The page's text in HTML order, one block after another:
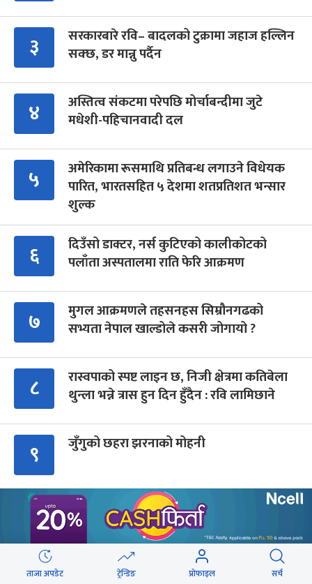
३
सरकारबारे रवि– बादलको टुक्रामा जहाज हल्लिन
सक्छ, डर मान्नु पर्दैन
४
अस्तित्व संकटमा परेपछि मोर्चाबन्दीमा जुटे
मधेशी-पहिचानवादी दल
५
अमेरिकामा रूसमाथि प्रतिबन्ध लगाउने विधेयक
पारित, भारतसहित ५ देशमा शतप्रतिशत भन्सार
शुल्क
६
दिउँसो डाक्टर, नर्स कुटिएको कालीकोटको
पलाँता अस्पतालमा राति फेरि आक्रमण
७
मुगल आक्रमणले तहसनहस सिम्रौनगढको
सभ्यता नेपाल खाल्डोले कसरी जोगायो ?
८
रास्वपाको स्पष्ट लाइन छ, निजी क्षेत्रमा कतिबेला
थुन्ला भन्ने त्रास हुन दिन हुँदैन : रवि लामिछाने
९ जुँगुको छहरा झरनाको मोहनी
Advertisment
ताजा अपडेट ट्रेन्डिङ प्रोफाइल सर्च